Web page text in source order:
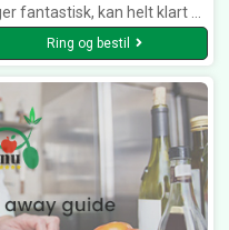
anbefales. Køges absolut bedste sted!
Ring og bestil